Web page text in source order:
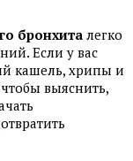
бронхита легко
Если у вас
кашель, хрипы и
чтобы выяснить,